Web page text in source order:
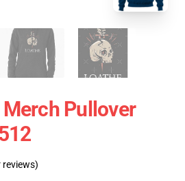
Pullover
reviews)